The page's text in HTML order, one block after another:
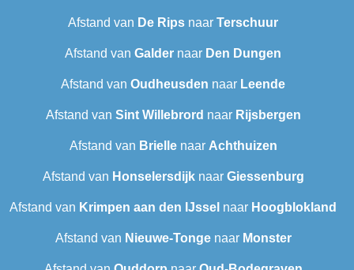
Afstand van De Rips naar Terschuur
Afstand van Galder naar Den Dungen
Afstand van Oudheusden naar Leende
Afstand van Sint Willebrord naar Rijsbergen
Afstand van Briellenaar Achthuizen
Afstand van Honselersdijknaar Giessenburg
Afstand van Krimpen aan den IJssel naar Hoogblokland
Afstand van Nieuwe-Tongenaar Monster